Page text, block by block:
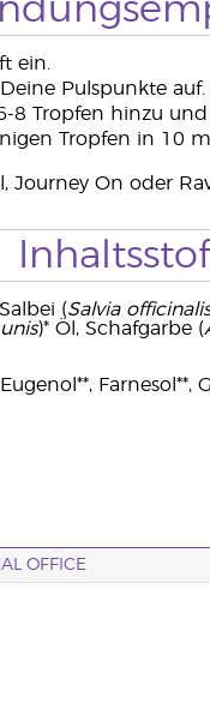
ein.
Pulspunkte auf.
8 Tropfen hinzu
Tropfen in 10
Journey On oder
(Salvia officinalis
)* Öl, Schafgarbe (
Farnesol**,
OFFICE